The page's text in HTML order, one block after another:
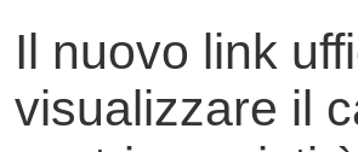
Il nuovo link
visualizzare il